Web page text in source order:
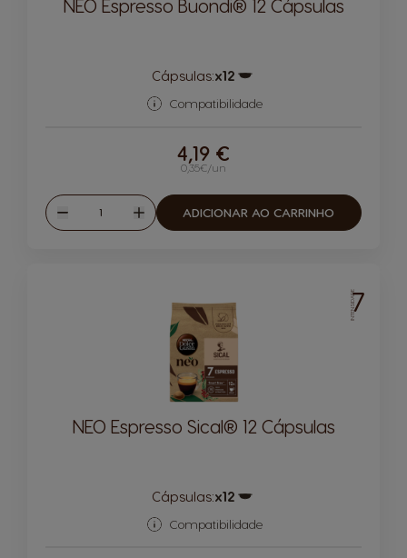
NEO Espresso Buondi® 12 Cápsulas
Cápsulas:x12
Compatibilidade
0,35€/un
4,19 €
Reduzir
Quantidade
Aumentar
ADICIONAR AO CARRINHO
INTENSIDADE7
NEO Espresso Sical® 12 Cápsulas
Cápsulas:x12
Compatibilidade